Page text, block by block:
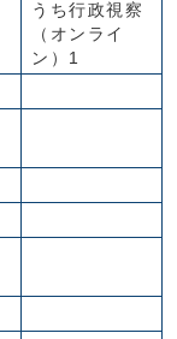
うち行政視察
（オンライ
ン）1